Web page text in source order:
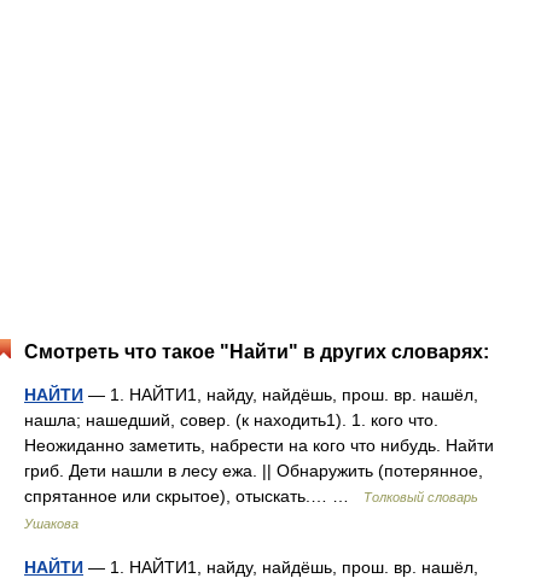
Смотреть что такое "Найти" в других словарях:
НАЙТИ — 1. НАЙТИ1, найду, найдёшь, прош. вр. нашёл,
нашла; нашедший, совер. (к находить1). 1. кого что.
Неожиданно заметить, набрести на кого что нибудь. Найти
гриб. Дети нашли в лесу ежа. || Обнаружить (потерянное,
спрятанное или скрытое), отыскать.… …
Толковый словарь
Ушакова
НАЙТИ — 1. НАЙТИ1, найду, найдёшь, прош. вр. нашёл,